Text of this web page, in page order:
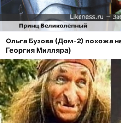
Ольга Бузова (Дом-2) похожа
Георгия Милляра)